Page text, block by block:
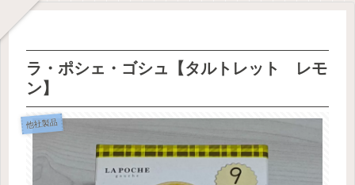
ラ・ポシェ・ゴシュ【タルトレット レモ
ン】
他社製品